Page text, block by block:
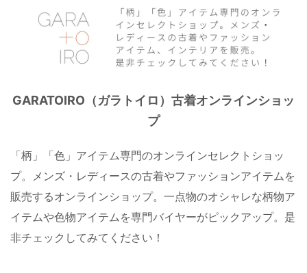
GARATOIRO（ガラトイロ）古着オンラインショッ
プ
「柄」「色」アイテム専門のオンラインセレクトショッ
プ。メンズ・レディースの古着やファッションアイテムを
販売するオンラインショップ。一点物のオシャレな柄物ア
イテムや色物アイテムを専門バイヤーがピックアップ。是
非チェックしてみてください！